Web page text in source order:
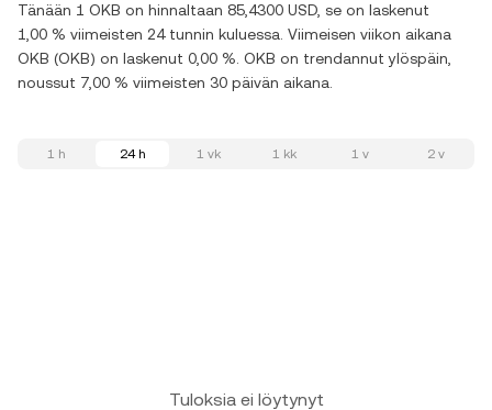
Tänään 1 OKB on hinnaltaan 85,4300 USD, se on laskenut
1,00 % viimeisten 24 tunnin kuluessa. Viimeisen viikon aikana
OKB (OKB) on laskenut 0,00 %. OKB on trendannut ylöspäin,
noussut 7,00 % viimeisten 30 päivän aikana.
1 h 24 h 1 vk 1 kk 1 v 2 v
Tuloksia ei löytynyt